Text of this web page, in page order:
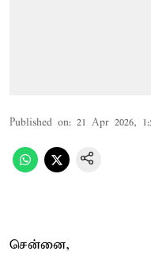
Published on: 21 Apr 2026,
சென்னை,